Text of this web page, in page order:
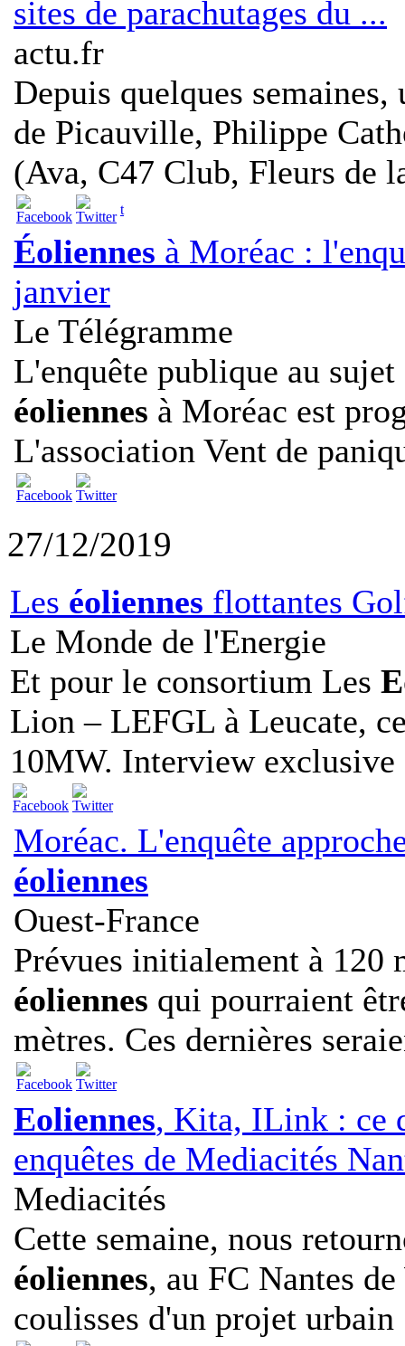
sites de parachutages du ...
actu.fr
Depuis quelques
de Picauville, Philippe
(Ava, C47 Club, Fleurs de
t
Éoliennes à Moréac :
janvier
Le Télégramme
L'enquête publique au
éoliennes à Moréac est
L'association Vent de
27/12/2019
Les éoliennes flottantes
Le Monde de l'Energie
Et pour le consortium Les
Lion – LEFGL à Leucate,
10MW. Interview exclusive
Moréac. L'enquête
éoliennes
Ouest-France
Prévues initialement à 120
éoliennes qui pourraient
mètres. Ces dernières
Eoliennes, Kita, ILink : ce
enquêtes de Mediacités
Mediacités
Cette semaine, nous
éoliennes, au FC Nantes
coulisses d'un projet urbain